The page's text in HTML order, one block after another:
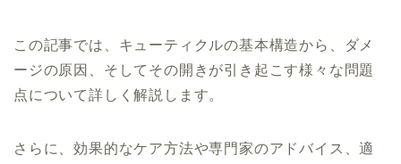
この記事では、キューティクルの基本構造から、ダメ
ージの原因、そしてその開きが引き起こす様々な問題
点について詳しく解説します。
さらに、効果的なケア方法や専門家のアドバイス、適